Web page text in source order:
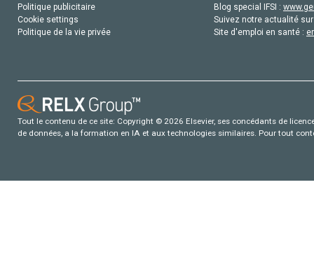
Politique publicitaire
Cookie settings
Politique de la vie privée
Blog special IFSI :
Suivez notre actualité
Site d'emploi en santé :
Tout le contenu de ce site: Copyright © 2026 Elsevier, ses concédants de
de données, a la formation en IA et aux technologies similaires. Pour tout